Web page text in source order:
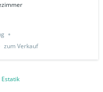
zum Verkauf
Estatik